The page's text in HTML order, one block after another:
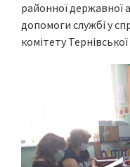
районної державної
допомоги службі у
комітету